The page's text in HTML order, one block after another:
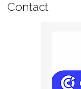
Contact